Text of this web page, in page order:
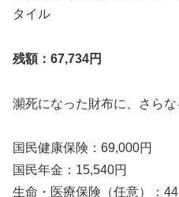
タイル
残額：67,734円
瀕死になった財布に、さら
国民健康保険：69,000円
国民年金：15,540円
生命・医療保険（任意）：